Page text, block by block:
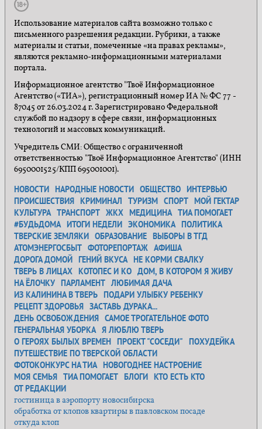
Использование материалов сайта возможно только с
письменного разрешения редакции. Рубрики, а также
материалы и статьи, помеченные «на правах рекламы»,
являются рекламно-информационными материалами
портала.
Информационное агентство "Твоё Информационное
Агентство («ТИА»), регистрационный номер ИА № ФС 77 -
87045 от 26.03.2024 г. Зарегистрировано Федеральной
службой по надзору в сфере связи, информационных
технологий и массовых коммуникаций.
Учредитель СМИ: Общество с ограниченной
ответственностью "Твоё Информационное Агентство" (ИНН
6950001525/КПП 695001001).
НОВОСТИ НАРОДНЫЕ НОВОСТИ ОБЩЕСТВО ИНТЕРВЬЮ
ПРОИСШЕСТВИЯ КРИМИНАЛ ТУРИЗМ СПОРТ МОЙ ГЕКТАР
КУЛЬТУРА ТРАНСПОРТ ЖКХ МЕДИЦИНА ТИА ПОМОГАЕТ
#БУДЬДОМА ИТОГИ НЕДЕЛИ ЭКОНОМИКА ПОЛИТИКА
ТВЕРСКИЕ ЗЕМЛЯКИ ОБРАЗОВАНИЕ ВЫБОРЫ В ТГД
АТОМЭНЕРГОСБЫТ ФОТОРЕПОРТАЖ АФИША
ДОРОГА ДОМОЙ ГЕНИЙ ВКУСА НЕ КОРМИ СВАЛКУ
ТВЕРЬ В ЛИЦАХ КОТОПЕС И КО ДОМ, В КОТОРОМ Я ЖИВУ
НА ЁЛОЧКУ ПАРЛАМЕНТ ЛЮБИМАЯ ДАЧА
ИЗ КАЛИНИНА В ТВЕРЬ ПОДАРИ УЛЫБКУ РЕБЕНКУ
РЕЦЕПТ ЗДОРОВЬЯ ЗАСТАВЬ ДУРАКА...
ДЕНЬ ОСВОБОЖДЕНИЯ САМОЕ ТРОГАТЕЛЬНОЕ ФОТО
ГЕНЕРАЛЬНАЯ УБОРКА Я ЛЮБЛЮ ТВЕРЬ
О ГЕРОЯХ БЫЛЫХ ВРЕМЕН ПРОЕКТ "СОСЕДИ"
ПОХУДЕЙКА
ПУТЕШЕСТВИЕ ПО ТВЕРСКОЙ ОБЛАСТИ
ФОТОКОНКУРС НА ТИА НОВОГОДНЕЕ НАСТРОЕНИЕ
МОЯ СЕМЬЯ ТИА ПОМОГАЕТ БЛОГИ КТО ЕСТЬ КТО
ОТ РЕДАКЦИИ
гостиница в аэропорту новосибирска
обработка от клопов квартиры в павловском посаде
откуда клоп